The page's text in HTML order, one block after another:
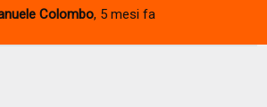
Colombo, 5 mesi fa